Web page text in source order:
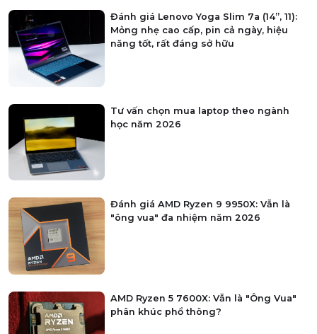
Đánh giá Lenovo Yoga Slim 7a (14”, 11):
Mỏng nhẹ cao cấp, pin cả ngày, hiệu
năng tốt, rất đáng sở hữu
Tư vấn chọn mua laptop theo ngành
học năm 2026
Đánh giá AMD Ryzen 9 9950X: Vẫn là
"ông vua" đa nhiệm năm 2026
AMD Ryzen 5 7600X: Vẫn là "Ông Vua"
phân khúc phổ thông?